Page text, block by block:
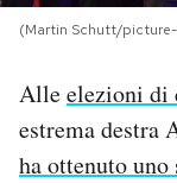
I MIEI
SHOP
CALENDARIO
(Martin Schutt/
Alleelezioni di
estrema destra
ha ottenuto